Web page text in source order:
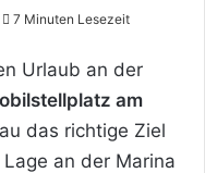
7 Minuten Lesezeit
Urlaub an der
am
das richtige Ziel
an der Marina